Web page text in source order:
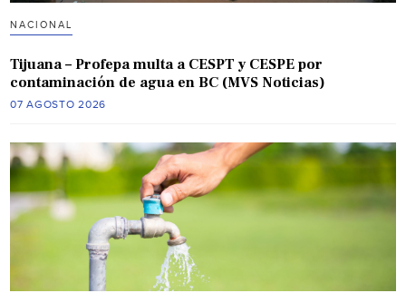
NACIONAL
Tijuana – Profepa multa a CESPT y CESPE por
contaminación de agua en BC (MVS Noticias)
07 AGOSTO 2026